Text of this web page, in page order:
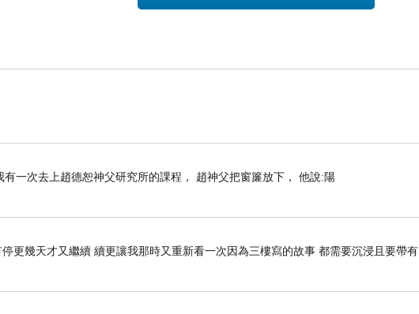
為「越來越粉」的餐廳第一家開在金融街萬達廣場，泰禾的這家是第二間。
一次去上趙德恕神父研究所的課程， 趙神父把窗簾放下， 他說:陽
更幾天才又繼續 續更讓我那時又重新看一次因為三樓寫的故事 都需要沉浸且要帶有